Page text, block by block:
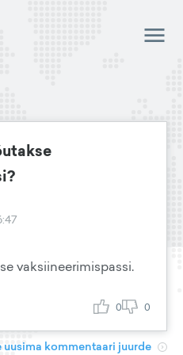
vaksiineerimispassi.
0 0
uusima kommentaari juurde